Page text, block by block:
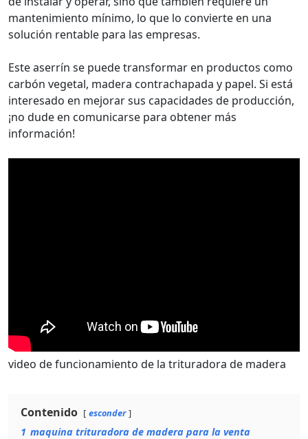
mantenimiento mínimo, lo que lo convierte en una
solución rentable para las empresas.
Este aserrín se puede transformar en productos como
carbón vegetal, madera contrachapada y papel. Si está
interesado en mejorar sus capacidades de producción,
¡no dude en comunicarse para obtener más
información!
video de funcionamiento de la trituradora de madera
Contenido esconder
1 maquina trituradora de madera para la venta